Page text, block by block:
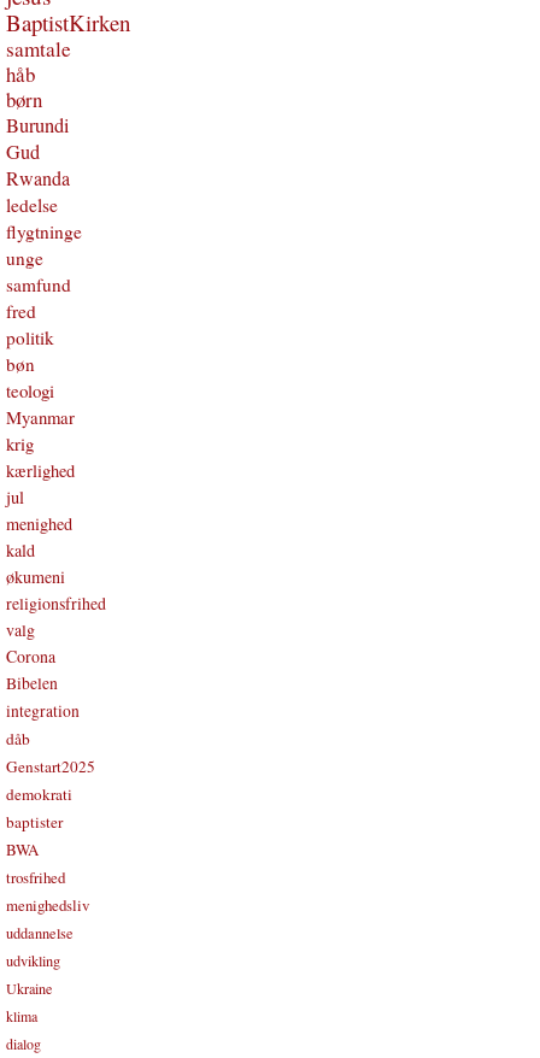
BaptistKirken
samtale
håb
børn
Burundi
Gud
Rwanda
ledelse
flygtninge
unge
samfund
fred
politik
bøn
teologi
Myanmar
krig
kærlighed
jul
menighed
kald
økumeni
religionsfrihed
valg
Corona
Bibelen
integration
dåb
Genstart2025
demokrati
baptister
BWA
trosfrihed
menighedsliv
uddannelse
udvikling
Ukraine
klima
dialog